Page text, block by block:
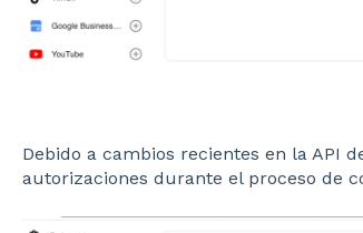
Debido a cambios recientes en la API
autorizaciones durante el proceso de